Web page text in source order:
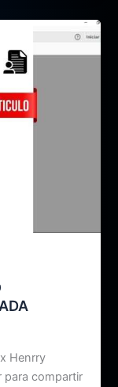
Henrry
para compartir